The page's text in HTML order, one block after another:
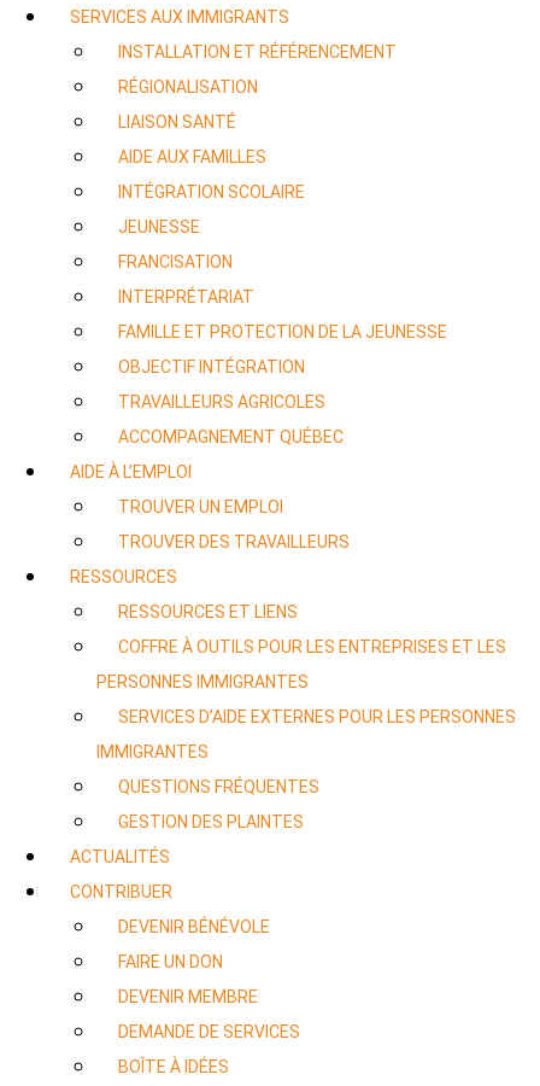
SERVICES AUX IMMIGRANTS
INSTALLATION ET RÉFÉRENCEMENT
RÉGIONALISATION
LIAISON SANTÉ
AIDE AUX FAMILLES
INTÉGRATION SCOLAIRE
JEUNESSE
FRANCISATION
INTERPRÉTARIAT
FAMILLE ET PROTECTION DE LA JEUNESSE
OBJECTIF INTÉGRATION
TRAVAILLEURS AGRICOLES
ACCOMPAGNEMENT QUÉBEC
AIDE À L’EMPLOI
TROUVER UN EMPLOI
TROUVER DES TRAVAILLEURS
RESSOURCES
RESSOURCES ET LIENS
COFFRE À OUTILS POUR LES ENTREPRISES ET LES
PERSONNES IMMIGRANTES
SERVICES D’AIDE EXTERNES POUR LES PERSONNES
IMMIGRANTES
QUESTIONS FRÉQUENTES
GESTION DES PLAINTES
ACTUALITÉS
CONTRIBUER
DEVENIR BÉNÉVOLE
FAIRE UN DON
DEVENIR MEMBRE
DEMANDE DE SERVICES
BOÎTE À IDÉES